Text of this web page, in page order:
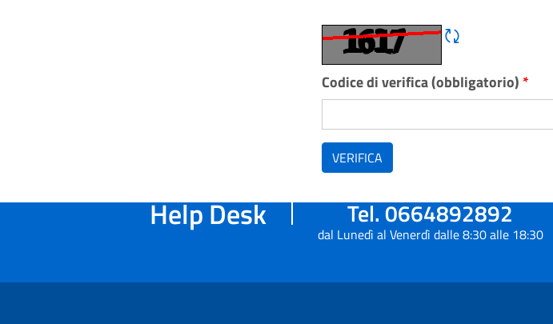
Rigene CAPTCHA
Codice di verifica (obbligatorio) *
VERIFICA
Help Desk Tel. 0664892892
dal Lunedì al Venerdì dalle 8:30 alle 18:30